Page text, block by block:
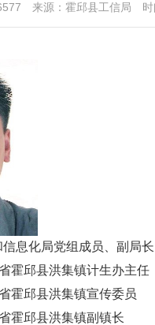
来源：霍邱县工信局
息化局党组成员、副局长
霍邱县洪集镇计生办主任
霍邱县洪集镇宣传委员
霍邱县洪集镇副镇长